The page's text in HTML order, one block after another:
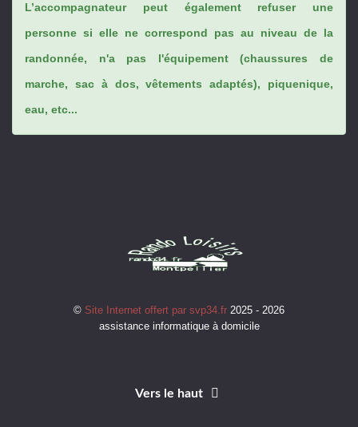
L’accompagnateur peut également refuser une
personne si elle ne correspond pas au niveau de la
randonnée, n'a pas l'équipement (chaussures de
marche, sac à dos, vêtements adaptés), piquenique,
eau, etc...
© Site Internet offert par svp34.fr 2025 - 2026
assistance informatique à domicile
Vers le haut